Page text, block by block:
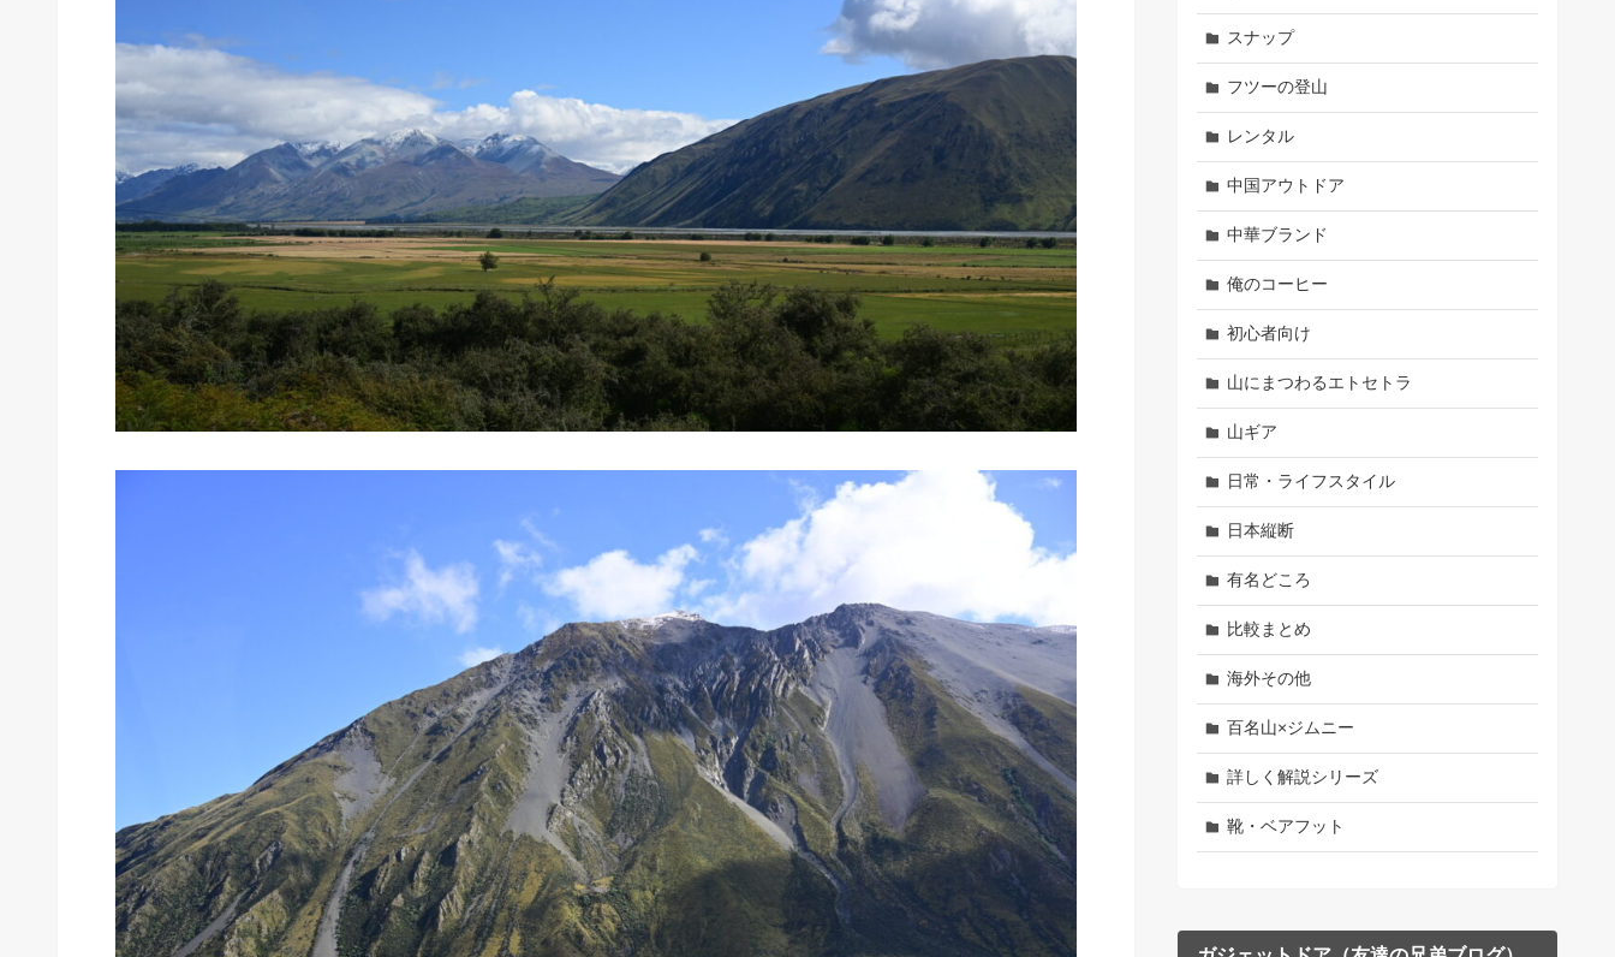
スナップ
フツーの登山
レンタル
中国アウトドア
中華ブランド
俺のコーヒー
初心者向け
山にまつわるエトセトラ
山ギア
日常・ライフスタイル
日本縦断
有名どころ
比較まとめ
海外その他
百名山×ジムニー
詳しく解説シリーズ
靴・ベアフット